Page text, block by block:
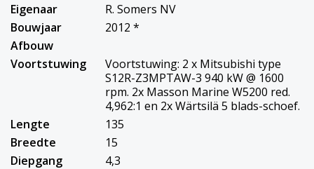
Eigenaar
R. Somers NV
Bouwjaar
2012 *
Afbouw
Voortstuwing
Voortstuwing: 2 x Mitsubishi type
S12R-Z3MPTAW-3 940 kW @ 1600
rpm. 2x Masson Marine W5200 red.
4,962:1 en 2x Wärtsilä 5 blads-schoef.
Lengte
135
Breedte
15
Diepgang
4,3